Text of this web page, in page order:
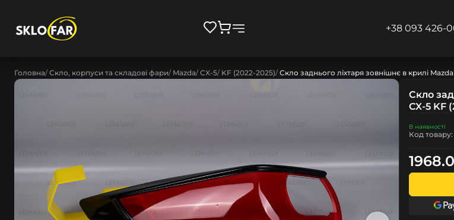
+38 093 426-
Головна Скло, корпуси та складові фари Mazda CX-5 KF (2022-2025) Скло заднього ліхтаря зовнішнє в крилі
Скло
CX-5 KF
В наявності
Код товару: